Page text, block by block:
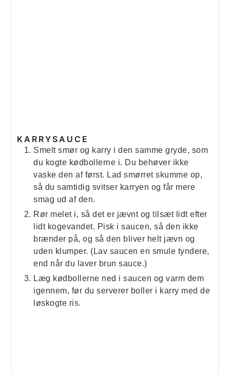
KARRYSAUCE
Smelt smør og karry i den samme gryde, som
du kogte kødbollerne i. Du behøver ikke
vaske den af først. Lad smørret skumme op,
så du samtidig svitser karryen og får mere
smag ud af den.
Rør melet i, så det er jævnt og tilsæt lidt efter
lidt kogevandet. Pisk i saucen, så den ikke
brænder på, og så den bliver helt jævn og
uden klumper. (Lav saucen en smule tyndere,
end når du laver brun sauce.)
Læg kødbollerne ned i saucen og varm dem
igennem, før du serverer boller i karry med de
løskogte ris.